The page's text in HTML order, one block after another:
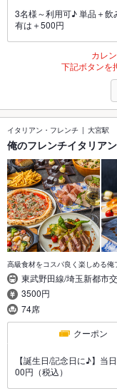
3名様～利用可♪ 単品＋
有は＋500円
カレ
下記ボタンを
イタリアン・フレンチ 大宮駅
俺のフレンチイタリア
高級食材をコスパ良く楽しめる俺
東武野田線/埼玉新都市
3500円
74席
クーポン
【誕生日/記念日に♪】当
00円（税込）